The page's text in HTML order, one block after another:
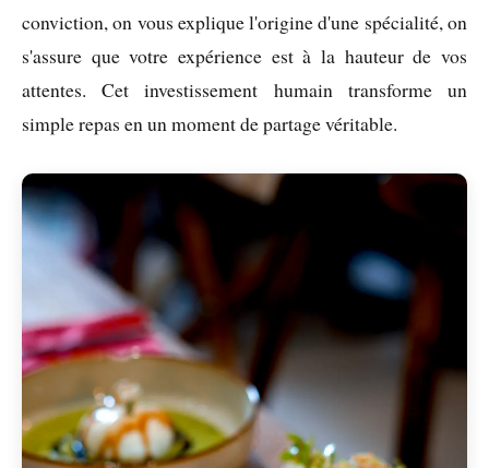
conviction, on vous explique l'origine d'une spécialité, on
s'assure que votre expérience est à la hauteur de vos
attentes. Cet investissement humain transforme un
simple repas en un moment de partage véritable.